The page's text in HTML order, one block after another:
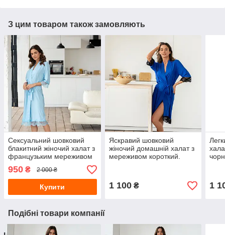
З цим товаром також замовляють
Сексуальний шовковий
блакитний жіночий халат з
французьким мереживом
950 ₴ 2 000 ₴
Купити
Яскравий шовковий
жіночий домашній халат з
мереживом короткий.
1 100₴ 1
Подібні товари компанії